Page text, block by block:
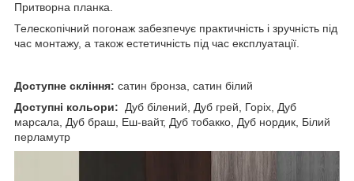
Притворна планка.
Телескопічний погонаж забезпечує практичність і зручність під
час монтажу, а також естетичність під час експлуатації.
Доступне скління: сатин бронза, сатин білий
Доступні кольори: Дуб білений, Дуб грей, Горіх, Дуб
марсала, Дуб браш, Еш-вайт, Дуб тобакко, Дуб нордик, Білий
перламутр